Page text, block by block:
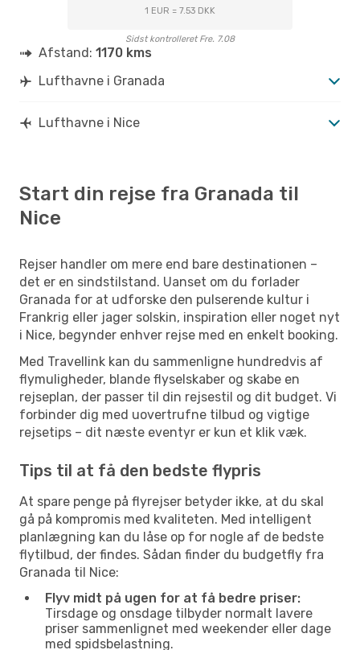
1 EUR = 7.53 DKK
Sidst kontrolleret Fre. 7.08
Afstand: 1170 kms
Lufthavne i Granada
Lufthavne i Nice
Start din rejse fra Granada til
Nice
Rejser handler om mere end bare destinationen –
det er en sindstilstand. Uanset om du forlader
Granada for at udforske den pulserende kultur i
Frankrig eller jager solskin, inspiration eller noget nyt
i Nice, begynder enhver rejse med en enkelt booking.
Med Travellink kan du sammenligne hundredvis af
flymuligheder, blande flyselskaber og skabe en
rejseplan, der passer til din rejsestil og dit budget. Vi
forbinder dig med uovertrufne tilbud og vigtige
rejsetips – dit næste eventyr er kun et klik væk.
Tips til at få den bedste flypris
At spare penge på flyrejser betyder ikke, at du skal
gå på kompromis med kvaliteten. Med intelligent
planlægning kan du låse op for nogle af de bedste
flytilbud, der findes. Sådan finder du budgetfly fra
Granada til Nice:
Flyv midt på ugen for at få bedre priser:
Tirsdage og onsdage tilbyder normalt lavere
priser sammenlignet med weekender eller dage
med spidsbelastning.